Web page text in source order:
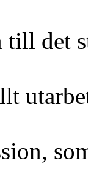
till det